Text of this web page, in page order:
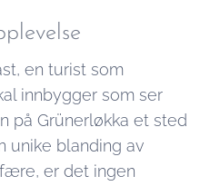
en turist som
innbygger som ser
på Grünerløkka et sted
unike blanding av
er det ingen